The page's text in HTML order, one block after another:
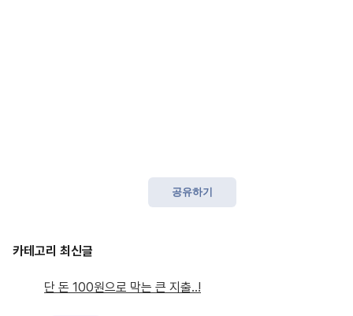
공유하기
단 돈 100원으로 막는 큰 지출..!